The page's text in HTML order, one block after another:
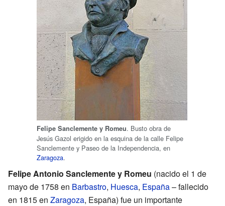
Felipe Sanclemente y Romeu. Busto obra de
Jesús Gazol erigido en la esquina de la calle Felipe
Sanclemente y Paseo de la Independencia, en
Zaragoza.
Felipe Antonio Sanclemente y Romeu (nacido el 1 de
mayo de 1758 en Barbastro, Huesca, España– fallecido
en 1815 en Zaragoza, España) fue un importante